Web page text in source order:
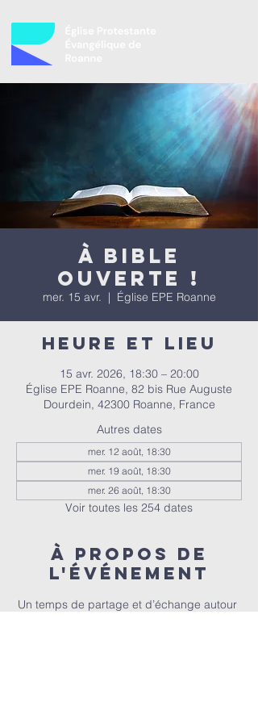
À bible
ouverte !
mer. 15 avr.
  |
Église EPE Roanne
Heure et lieu
15 avr. 2026, 18:30 – 20:00
Église EPE Roanne, 82 bis Rue Auguste
Dourdein, 42300 Roanne, France
Autres dates
mer. 12 août, 18:30
mer. 19 août, 18:30
mer. 26 août, 18:30
Voir toutes les 254 dates
À propos de
l'événement
Un temps de partage et d’échange autour